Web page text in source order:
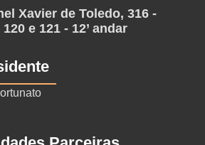
Xavier de Toledo, 316 -
e 121 - 12’ andar